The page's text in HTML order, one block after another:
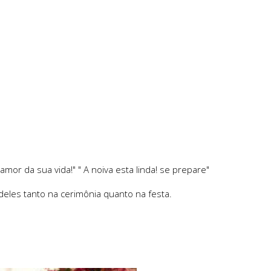
da sua vida!" " A noiva esta linda! se prepare"
tanto na cerimônia quanto na festa.